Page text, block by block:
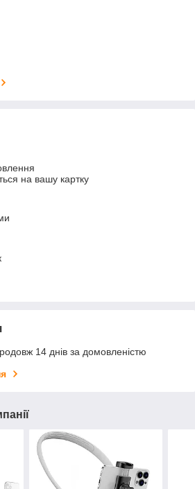
на вашу картку
14 днів за домовленістю